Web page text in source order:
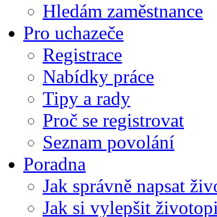
Hledám zaměstnance
Pro uchazeče
Registrace
Nabídky práce
Tipy a rady
Proč se registrovat
Seznam povolání
Poradna
Jak správně napsat
Jak si vylepšit